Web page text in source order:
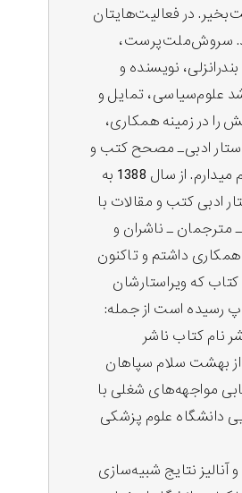
در فعالیت‌هایتان
سروش‌‌‌ملت‌‌‌پرست،
بندرانزلی، نویسنده و
علوم‌سیاسی، تمایل و
را در زمینه همکاری،
ادبی‌ـ مصحح کتب و
مقالات اعلام میدارم. از سال 1388 به
ادبی کتب و مقالات با
مترجمان ـ ناشران و
داشتم و تاکنون
بیش از 240 کتاب که ویراستارشان
رسیده است از جمله:
نام کتاب ناشر
بهشت سلام سپاهان
مواجهه‌های شغلی با
دانشگاه علوم پزشکی
نتایج شبیه‌سازی